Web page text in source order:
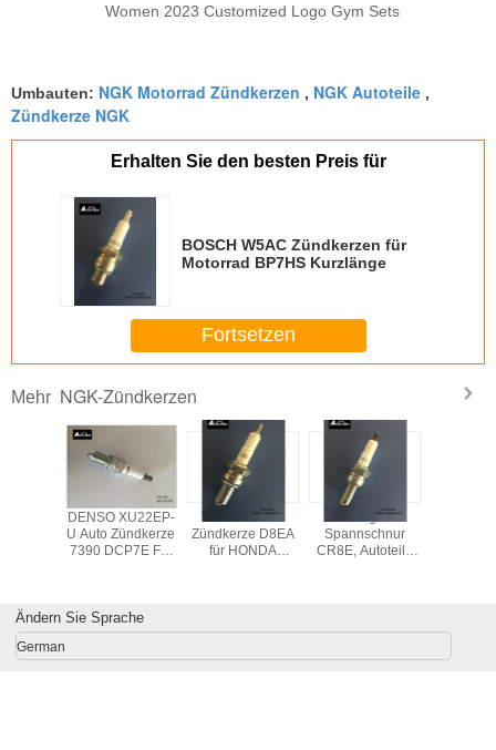
Women 2023 Customized Logo Gym Sets
Umbauten: NGK Motorrad Zündkerzen , NGK Autoteile ,
Zündkerze NGK
Erhalten Sie den besten Preis für
BOSCH W5AC Zündkerzen für
Motorrad BP7HS Kurzlänge
Fortsetzen
Mehr NGK-Zündkerzen
DENSO XU22EP-
U Auto Zündkerze
7390 DCP7E Für
Weiße 16 mm
Zündkerze D8EA
für HONDA
Lange
Spannschnur
CR8E, Autoteile
Ändern Sie Sprache
German